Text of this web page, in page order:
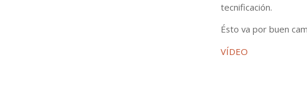
tecnificación.
Ésto va por buen
VÍDEO